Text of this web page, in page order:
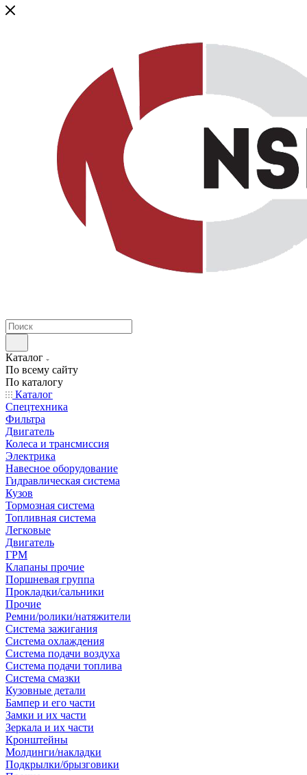
Каталог
По всему сайту
По каталогу
Каталог
Спецтехника
Фильтра
Двигатель
Колеса и трансмиссия
Электрика
Навесное оборудование
Гидравлическая система
Кузов
Тормозная система
Топливная система
Легковые
Двигатель
ГРМ
Клапаны прочие
Поршневая группа
Прокладки/сальники
Прочие
Ремни/ролики/натяжители
Система зажигания
Система охлаждения
Система подачи воздуха
Система подачи топлива
Система смазки
Кузовные детали
Бампер и его части
Замки и их части
Зеркала и их части
Кронштейны
Молдинги/накладки
Подкрылки/брызговики